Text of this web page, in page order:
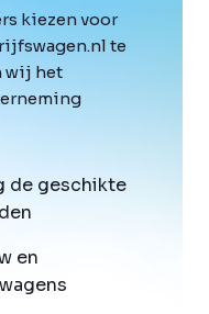
kiezen voor
te
wij het
de geschikte
en